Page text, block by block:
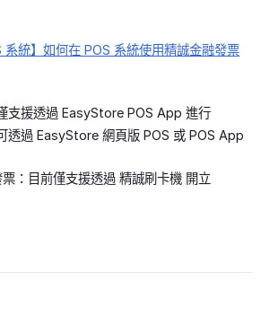
系統】如何在 POS 系統使用精誠金融發票
支援透過 EasyStore POS App 進行
透過 EasyStore 網頁版 POS 或 POS App
：目前僅支援透過 精誠刷卡機 開立